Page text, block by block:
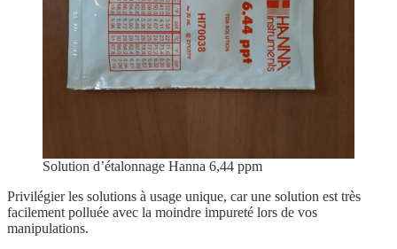
Solution d’étalonnage Hanna 6,44 ppm
Privilégier les solutions à usage unique, car une solution est très
facilement polluée avec la moindre impureté lors de vos
manipulations.